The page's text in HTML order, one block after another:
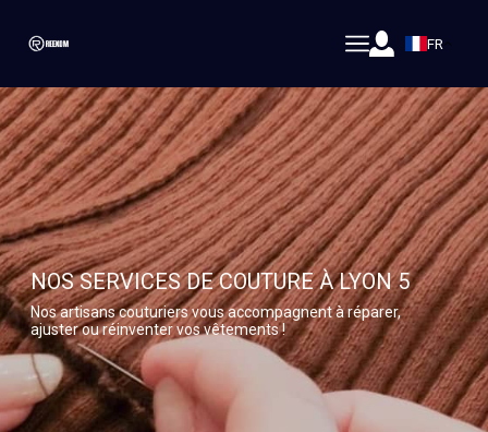
FR
NOS SERVICES DE COUTURE À LYON 5
Nos artisans couturiers vous accompagnent à réparer,
ajuster ou réinventer vos vêtements !